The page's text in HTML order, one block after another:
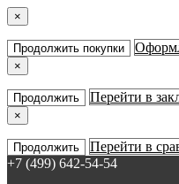
×
Продолжить покупки
×
Продолжить Перейти в
×
Продолжить
Перейти в
+7 (499) 642-54-54